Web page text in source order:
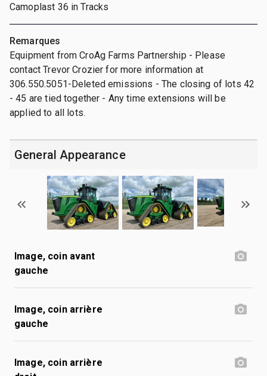
Camoplast 36 in Tracks
Remarques
Equipment from CroAg Farms Partnership - Please
contact Trevor Crozier for more information at
306.550.5051-Deleted emissions - The closing of lots 42
- 45 are tied together - Any time extensions will be
applied to all lots.
General Appearance
Image, coin avant
gauche
Image, coin arrière
gauche
Image, coin arrière